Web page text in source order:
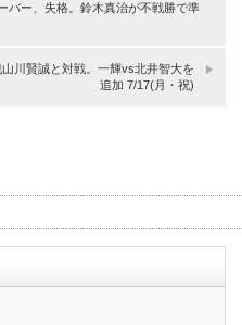
バー、失格。鈴木真治が不戦勝で準
山川賢誠と対戦。一輝vs北井智大を
追加 7/17(月・祝)